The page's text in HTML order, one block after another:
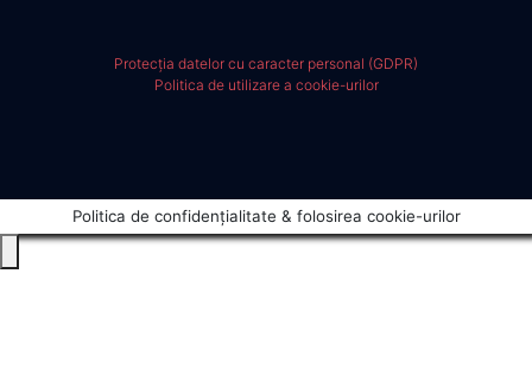
Protecția datelor cu caracter personal (GDPR)
Politica de utilizare a cookie-urilor
Politica de confidențialitate & folosirea cookie-urilor